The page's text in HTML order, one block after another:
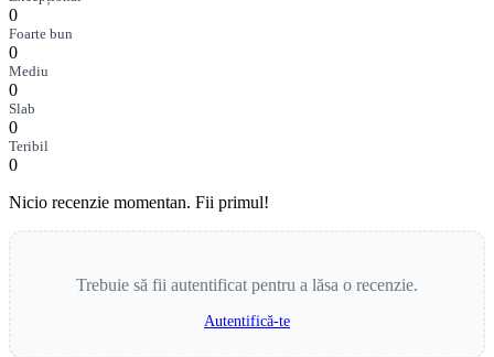
0
Foarte bun
0
Mediu
0
Slab
0
Teribil
0
Nicio recenzie momentan. Fii primul!
Trebuie să fii autentificat pentru a lăsa o recenzie.
Autentifică-te